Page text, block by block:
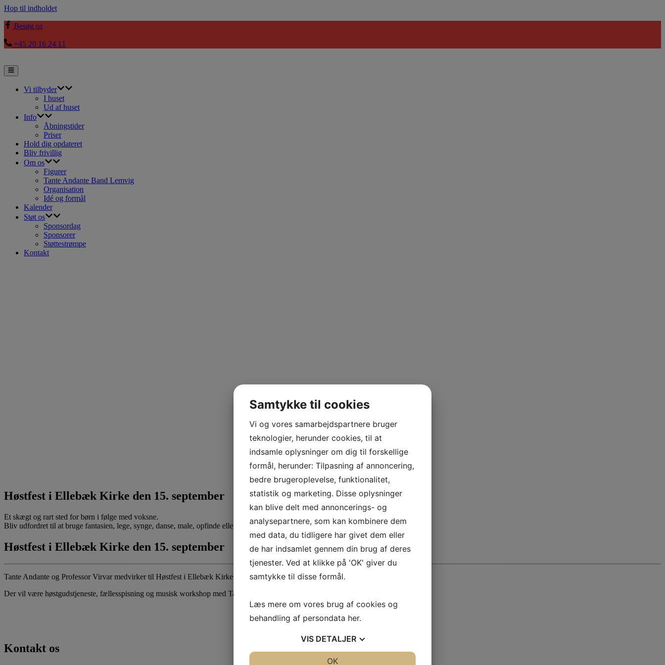
Hop til indholdet
Besøg os
+45 20 16 24 11
Vi tilbyder
I huset
Ud af huset
Info
Åbningstider
Priser
Hold dig opdateret
Bliv frivillig
Om os
Figurer
Tante Andante Band Lemvig
Organisation
Idé og formål
Kalender
Støt os
Sponsordag
Sponsorer
Støttestrømpe
Kontakt
Høstfest i Ellebæk Kirke den 15. september
Et skægt og rart sted for børn i følge med voksne.
Bliv udfordret til at bruge fantasien, lege, synge, danse, male, opfinde eller fortælle historier.
Høstfest i Ellebæk Kirke den 15. september
Tante Andante og Professor Virvar medvirker til Høstfest i Ellebæk Kirke.
Der vil være høstgudstjeneste, fællesspisning og musisk workshop med Tante Andante og Professor Virvar.
Kontakt os
Samtykke til cookies
Vi og vores samarbejdspartnere bruger
teknologier, herunder cookies, til at
indsamle oplysninger om dig til forskellige
formål, herunder: Tilpasning af annoncering,
bedre brugeroplevelse, funktionalitet,
statistik og marketing. Disse oplysninger
kan blive delt med annoncerings- og
analysepartnere, som kan kombinere dem
med data, du tidligere har givet dem eller
de har indsamlet gennem din brug af deres
tjenester. Ved at klikke på 'OK' giver du
samtykke til disse formål.
Læs mere om vores brug af cookies og
behandling af persondata her.
VIS DETALJER
OK